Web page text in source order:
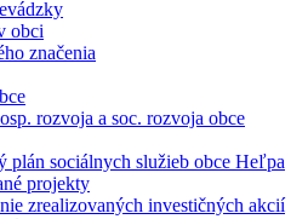
obci
značenia
rozvoja a soc. rozvoja obce
plán sociálnych služieb obce Heľpa
projekty
zrealizovaných investičných akcií